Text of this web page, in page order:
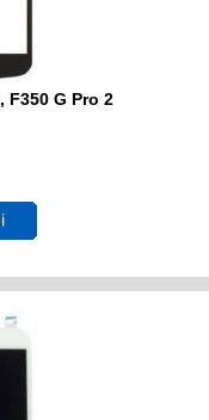
F350 G Pro 2